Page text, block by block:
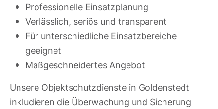
Professionelle Einsatzplanung
Verlässlich, seriös und transparent
Für unterschiedliche Einsatzbereiche
geeignet
Maßgeschneidertes Angebot
Unsere Objektschutzdienste in Goldenstedt
inkludieren die Überwachung und Sicherung